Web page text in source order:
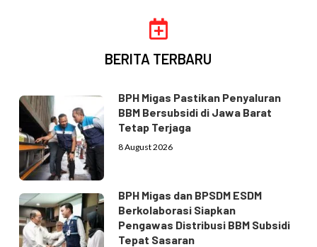
BERITA TERBARU
BPH Migas Pastikan Penyaluran
BBM Bersubsidi di Jawa Barat
Tetap Terjaga
8 August 2026
BPH Migas dan BPSDM ESDM
Berkolaborasi Siapkan
Pengawas Distribusi BBM Subsidi
Tepat Sasaran